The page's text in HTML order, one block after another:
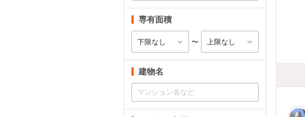
専有面積
〜
建物名